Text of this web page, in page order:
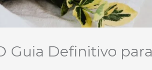
Guia Definitivo para